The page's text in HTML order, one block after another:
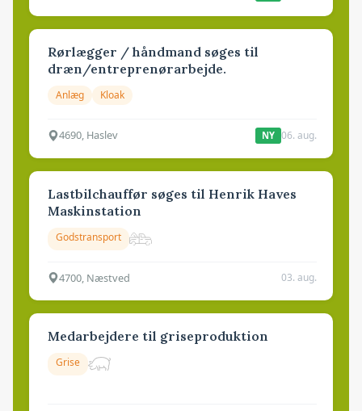
Rørlægger / håndmand søges til
dræn/entreprenørarbejde.
Anlæg Kloak
4690, Haslev NY 06. aug.
Lastbilchauffør søges til Henrik Haves
Maskinstation
Godstransport
4700, Næstved 03. aug.
Medarbejdere til griseproduktion
Grise